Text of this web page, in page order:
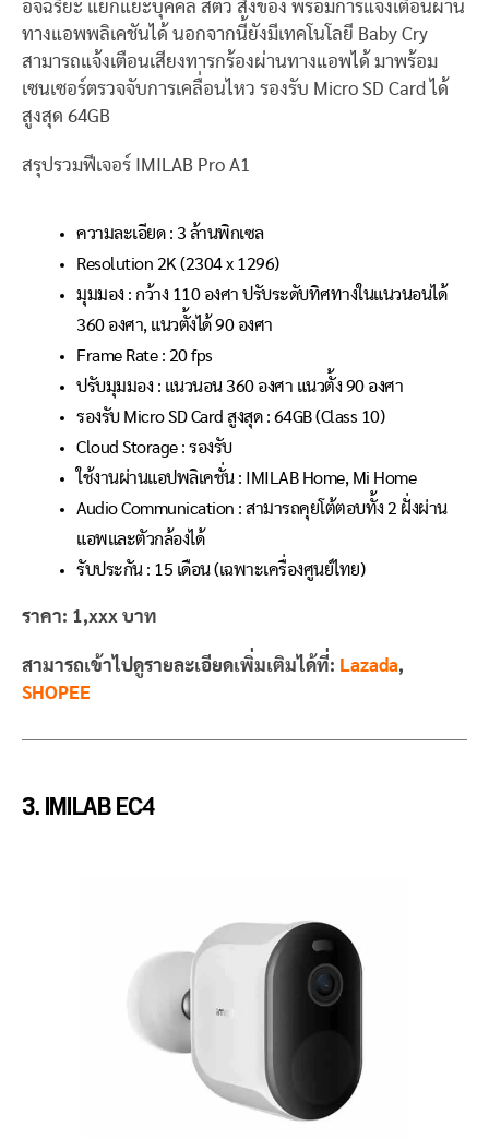
อัจฉริยะ แยกแยะบุคคล สัตว์ สิ่งของ พร้อมการแจ้งเตือนผ่าน
ทางแอพพลิเคชันได้ นอกจากนี้ยังมีเทคโนโลยี Baby Cry
สามารถแจ้งเตือนเสียงทารกร้องผ่านทางแอพได้ มาพร้อม
เซนเซอร์ตรวจจับการเคลื่อนไหว รองรับ Micro SD Card ได้
สูงสุด 64GB
สรุปรวมฟีเจอร์ IMILAB Pro A1
ความละเอียด : 3 ล้านพิกเซล
Resolution 2K (2304 x 1296)
มุมมอง : กว้าง 110 องศา ปรับระดับทิศทางในแนวนอนได้
360 องศา, แนวตั้งได้ 90 องศา
Frame Rate : 20 fps
ปรับมุมมอง : แนวนอน 360 องศา แนวตั้ง 90 องศา
รองรับ Micro SD Card สูงสุด : 64GB (Class 10)
Cloud Storage : รองรับ
ใช้งานผ่านแอปพลิเคชั่น : IMILAB Home, Mi Home
Audio Communication : สามารถคุยโต้ตอบทั้ง 2 ฝั่งผ่าน
แอพและตัวกล้องได้
รับประกัน : 15 เดือน (เฉพาะเครื่องศูนย์ไทย)
ราคา: 1,xxx บาท
สามารถเข้าไปดูรายละเอียดเพิ่มเติมได้ที่: Lazada,
SHOPEE
3. IMILAB EC4